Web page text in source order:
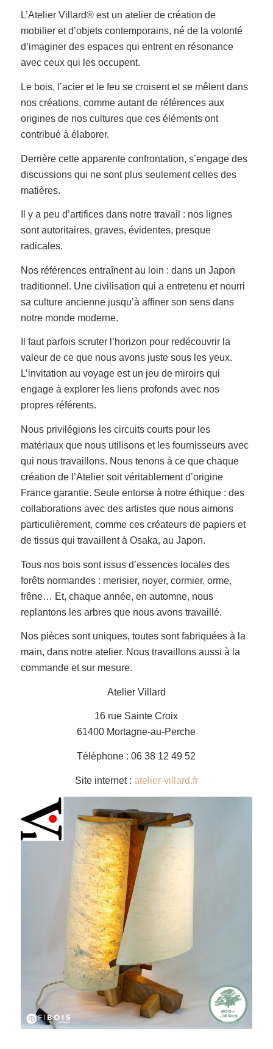
L’Atelier Villard® est un atelier de création de
mobilier et d’objets contemporains, né de la volonté
d’imaginer des espaces qui entrent en résonance
avec ceux qui les occupent.
Le bois, l’acier et le feu se croisent et se mêlent dans
nos créations, comme autant de références aux
origines de nos cultures que ces éléments ont
contribué à élaborer.
Derrière cette apparente confrontation, s’engage des
discussions qui ne sont plus seulement celles des
matières.
Il y a peu d’artifices dans notre travail : nos lignes
sont autoritaires, graves, évidentes, presque
radicales.
Nos références entraînent au loin : dans un Japon
traditionnel. Une civilisation qui a entretenu et nourri
sa culture ancienne jusqu’à affiner son sens dans
notre monde moderne.
Il faut parfois scruter l’horizon pour redécouvrir la
valeur de ce que nous avons juste sous les yeux.
L’invitation au voyage est un jeu de miroirs qui
engage à explorer les liens profonds avec nos
propres référents.
Nous privilégions les circuits courts pour les
matériaux que nous utilisons et les fournisseurs avec
qui nous travaillons. Nous tenons à ce que chaque
création de l’Atelier soit véritablement d’origine
France garantie. Seule entorse à notre éthique : des
collaborations avec des artistes que nous aimons
particulièrement, comme ces créateurs de papiers et
de tissus qui travaillent à Osaka, au Japon.
Tous nos bois sont issus d’essences locales des
forêts normandes : merisier, noyer, cormier, orme,
frêne… Et, chaque année, en automne, nous
replantons les arbres que nous avons travaillé.
Nos pièces sont uniques, toutes sont fabriquées à la
main, dans notre atelier. Nous travaillons aussi à la
commande et sur mesure.
Atelier Villard
16 rue Sainte Croix
61400 Mortagne-au-Perche
Téléphone : 06 38 12 49 52
Site internet : atelier-villard.fr